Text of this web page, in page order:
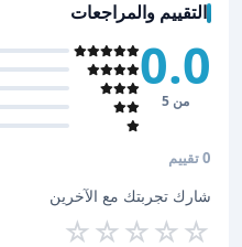
التقييم والمراجعات
0.0
من 5
0 تقييم
شارك تجربتك مع الآخرين
☆
☆
☆
☆
☆